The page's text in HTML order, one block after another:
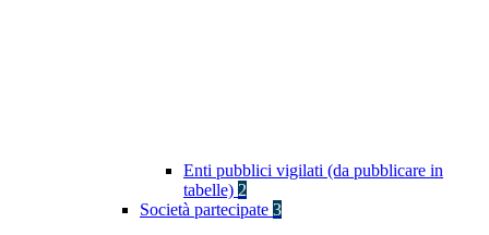
Enti pubblici vigilati (da pubblicare in
tabelle) 2
Società partecipate 3